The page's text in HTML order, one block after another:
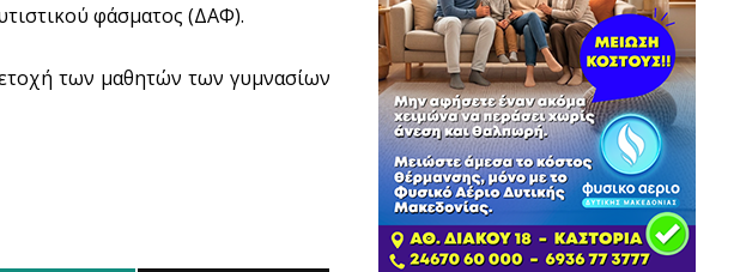
φάσματος (ΔΑΦ).
των μαθητών των γυμνασίων